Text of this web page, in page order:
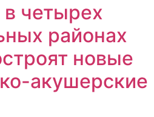
в четырех
районах
новые
акушерские